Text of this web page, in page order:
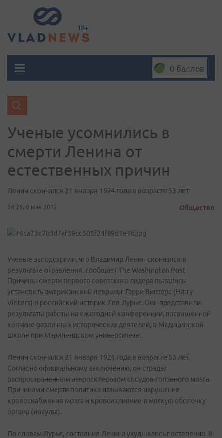
0 баллов
Ученые усомнились в
смерти Ленина от
естественных причин
Ленин скончался 21 января 1924 года в возрасте 53 лет
14:26, 6 мая 2012 Общество
Ученые заподозрили, что Владимир Ленин скончался в
результате отравления, сообщает The Washington Post.
Причины смерти первого советского лидера пытались
установить американский невролог Гарри Винтерс (Harry
Vinters) и российский историк Лев Лурье. Они представили
результаты работы на ежегодной конференции, посвященной
кончине различных исторических деятелей, в Медицинской
школе при Мэрилендском университете.
Ленин скончался 21 января 1924 года в возрасте 53 лет.
Согласно официальному заключению, он страдал
распространенным атеросклерозом сосудов головного мозга.
Причинами смерти политика называются нарушение
кровоснабжения мозга и кровоизлияние в мягкую оболочку
органа (инсульт).
По словам Лурье, состояние Ленина ухудшалось постепенно. В